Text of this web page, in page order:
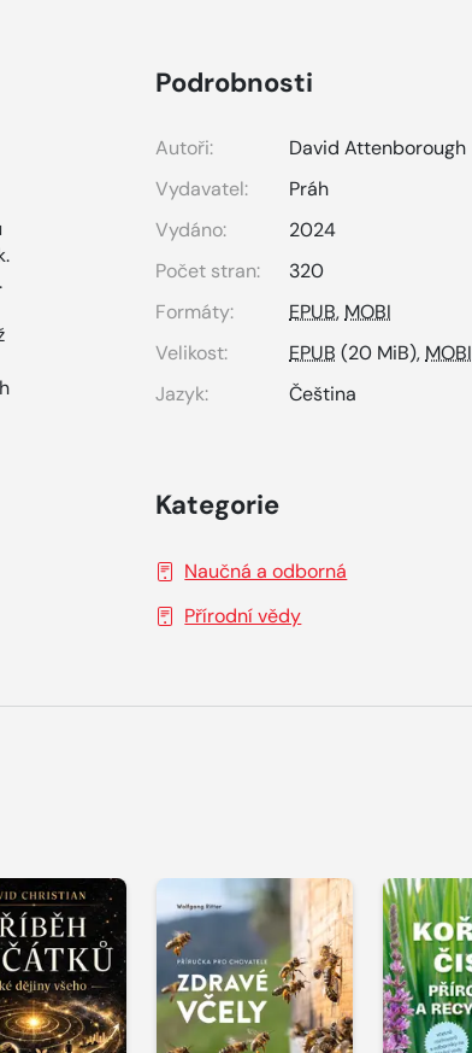
Podrobnosti
Autoři:
David Attenborough
Vydavatel:
Práh
Vydáno:
2024
Počet stran:
320
Formáty:
EPUB,MOBI
Velikost:
EPUB (20 MiB),MOBI
Jazyk:
Čeština
Kategorie
Naučná a odborná
Přírodní vědy